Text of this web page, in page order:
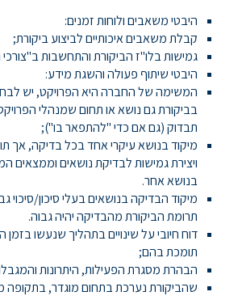
היבטי משאבים ולוחות זמנים:
קבלת משאבים איכותיים לביצוע ביקורת;
גמישות בלו"ז הביקורת והתחשבות ב"צורכי
היבטי שיתוף פעולה והשגת מידע:
המשימה של החברה היא הפרויקט, יש
בביקורת גם נושא או תחום שמנהלי
תבדוק (גם אם כדי "להתפאר בו");
מיקוד בנושא עיקרי אחד בכל בדיקה, אך
ויצירת גמישות לבדיקת נושאים וממצאים
בנושא אחר.
מיקוד הבדיקה בנושאים בעלי סיכון/סיכוי
תרומת הביקורת מהבדיקה יהיה גבוה.
דוח חיובי על שינויים בתהליך שנעשו בזמן
תומכת בהם;
הבהרת מסגרת הפעילות, היתרונות
שהביקורת נערכת בתחום מוגדר, בתקופה